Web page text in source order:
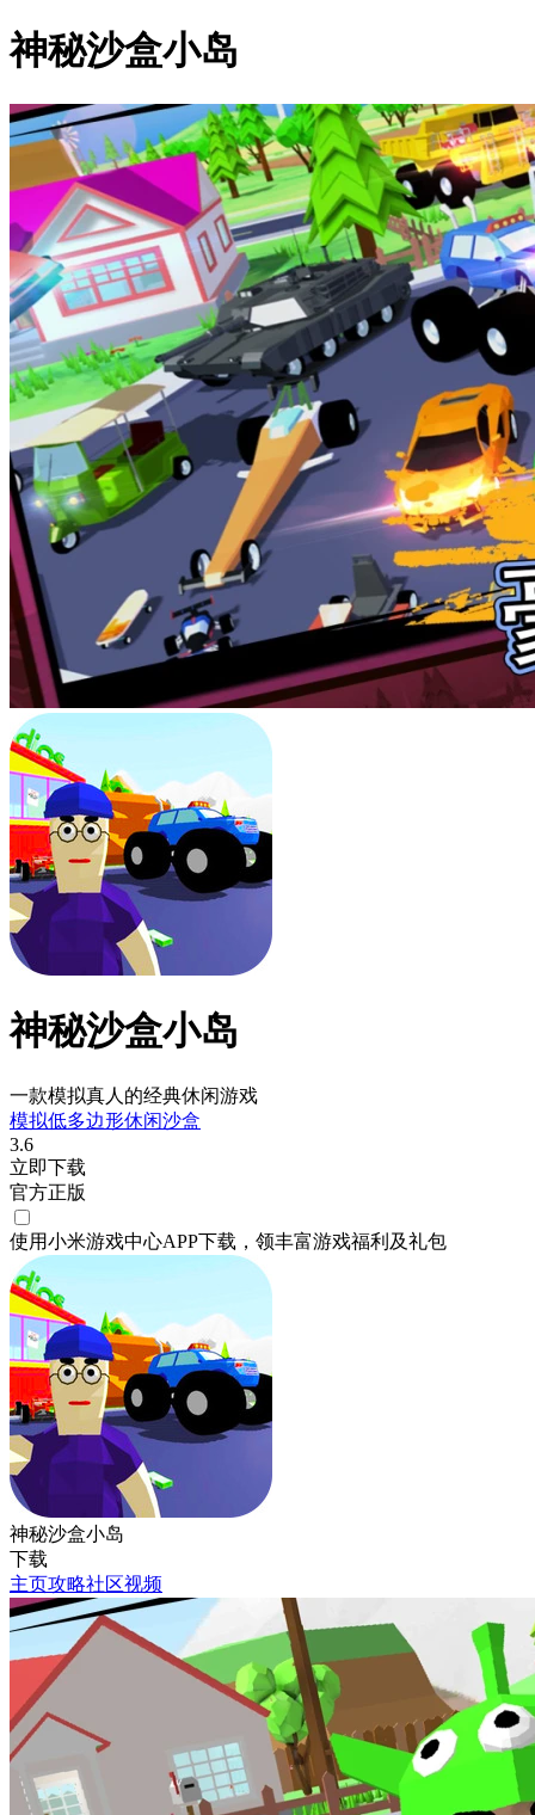
神秘沙盒小岛
神秘沙盒小岛
一款模拟真人的经典休闲游戏
模拟低多边形休闲沙盒
3.6
立即下载
官方正版
使用小米游戏中心APP下载 ，领丰富游戏福利 及礼包
神秘沙盒小岛
下载
主页攻略社区视频